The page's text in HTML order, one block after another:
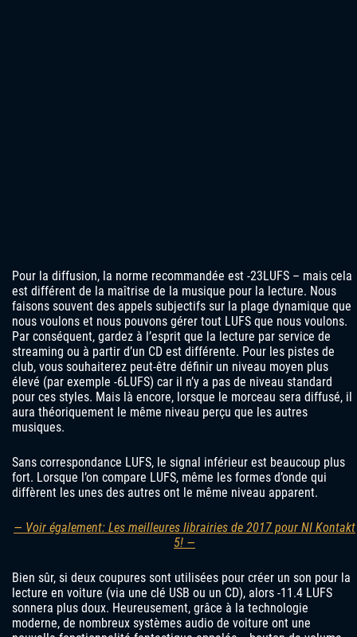
Pour la diffusion, la norme recommandée est -23LUFS – mais cela
est différent de la maîtrise de la musique pour la lecture. Nous
faisons souvent des appels subjectifs sur la plage dynamique que
nous voulons et nous pouvons gérer tout LUFS que nous voulons.
Par conséquent, gardez à l’esprit que la lecture par service de
streaming ou à partir d’un CD est différente. Pour les pistes de
club, vous souhaiterez peut-être définir un niveau moyen plus
élevé (par exemple -6LUFS) car il n’y a pas de niveau standard
pour ces styles. Mais là encore, lorsque le morceau sera diffusé, il
aura théoriquement le même niveau perçu que les autres
musiques.
Sans correspondance LUFS, le signal inférieur est beaucoup plus
fort. Lorsque l’on compare LUFS, même les formes d’onde qui
diffèrent les unes des autres ont le même niveau apparent.
— Voir également: Les meilleures librairies de 2017 pour NI Kontakt
5! —
Bien sûr, si deux coupures sont utilisées pour créer un son pour la
lecture en voiture (via une clé USB ou un CD), alors -11.4 LUFS
sonnera plus doux. Heureusement, grâce à la technologie
moderne, de nombreux systèmes audio de voiture ont une